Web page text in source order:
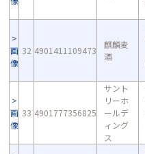
画
像
32 4901411109473
麒麟麦
酒
画
像
33 4901777356825
サント
リーホ
ールデ
ィング
ス